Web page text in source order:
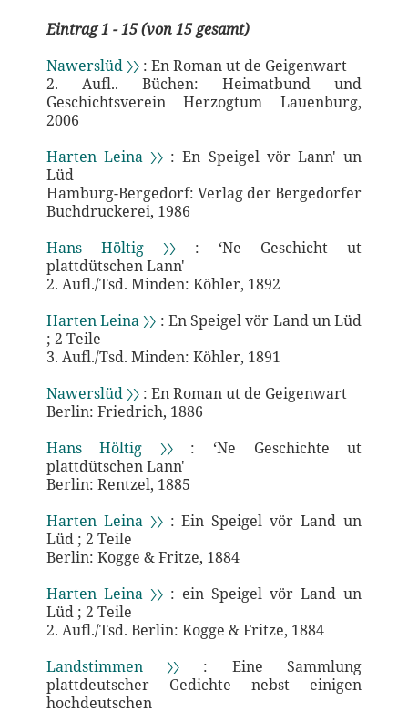
Eintrag 1 - 15 (von 15 gesamt)
Nawerslüd 〉〉: En Roman ut de Geigenwart
2. Aufl.. Büchen: Heimatbund und
Geschichtsverein Herzogtum Lauenburg,
2006
Harten Leina 〉〉 : En Speigel vör Lann' un
Lüd
Hamburg-Bergedorf: Verlag der Bergedorfer
Buchdruckerei, 1986
Hans Höltig 〉〉: ‘Ne Geschicht ut
plattdütschen Lann'
2. Aufl./Tsd. Minden: Köhler, 1892
Harten Leina 〉〉 : En Speigel vör Land un Lüd
; 2 Teile
3. Aufl./Tsd. Minden: Köhler, 1891
Nawerslüd 〉〉: En Roman ut de Geigenwart
Berlin: Friedrich, 1886
Hans Höltig 〉〉: ‘Ne Geschichte ut
plattdütschen Lann'
Berlin: Rentzel, 1885
Harten Leina 〉〉: Ein Speigel vör Land un
Lüd ; 2 Teile
Berlin: Kogge & Fritze, 1884
Harten Leina 〉〉: ein Speigel vör Land un
Lüd ; 2 Teile
2. Aufl./Tsd. Berlin: Kogge & Fritze, 1884
Landstimmen 〉〉 : Eine Sammlung
plattdeutscher Gedichte nebst einigen
hochdeutschen